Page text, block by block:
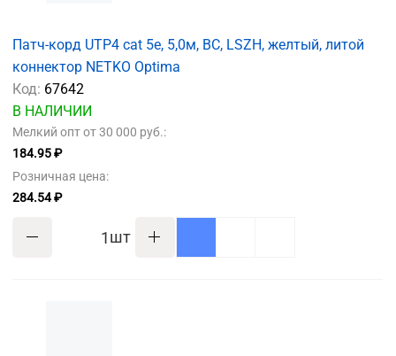
Патч-корд UTP4 cat 5e, 5,0м, ВС, LSZH, желтый, литой
коннектор NETKO Optima
Код: 67642
В НАЛИЧИИ
Мелкий опт от 30 000 руб.:
184.95 ₽
Розничная цена:
284.54 ₽
шт